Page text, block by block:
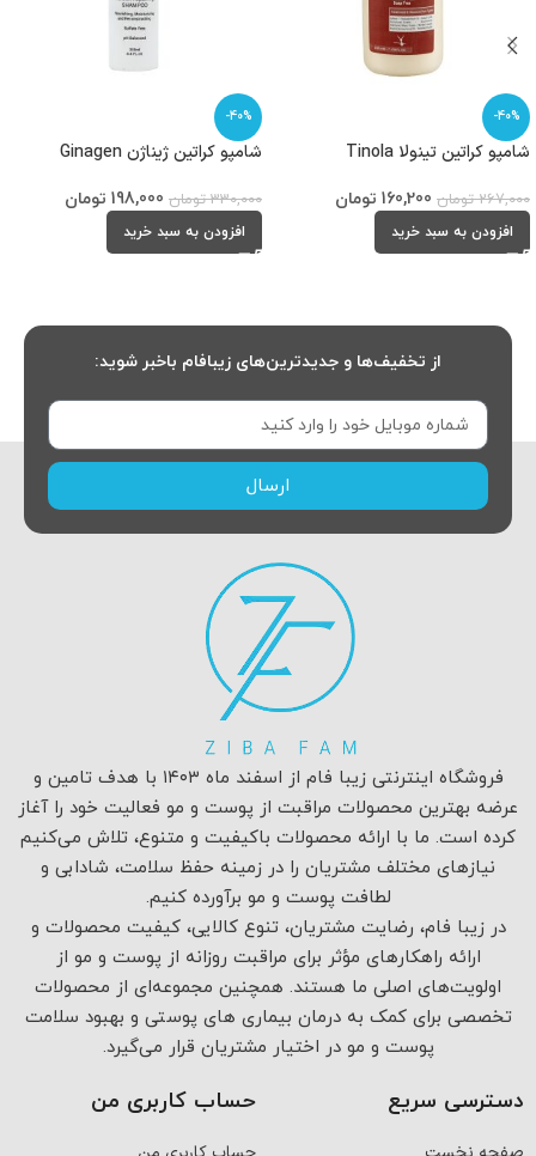
-40%
شامپو کراتین تینولا Tinola
267,000 تومان 160,200 تومان
افزودن به سبد خرید
-40%
شامپو کراتین ژیناژن Ginagen
330,000 تومان 198,000 تومان
افزودن به سبد خرید
از تخفیف‌ها و جدیدترین‌های زیبافام باخبر شوید:
ارسال
فروشگاه اینترنتی زیبا فام از اسفند ماه ۱۴۰۳ با هدف تامین و
عرضه بهترین محصولات مراقبت از پوست و مو فعالیت خود را آغاز
کرده است. ما با ارائه محصولات باکیفیت و متنوع، تلاش می‌کنیم
نیازهای مختلف مشتریان را در زمینه حفظ سلامت، شادابی و
لطافت پوست و مو برآورده کنیم.
در زیبا فام، رضایت مشتریان، تنوع کالایی، کیفیت محصولات و
ارائه راهکارهای مؤثر برای مراقبت روزانه از پوست و مو از
اولویت‌های اصلی ما هستند. همچنین مجموعه‌ای از محصولات
تخصصی برای کمک به درمان بیماری های پوستی و بهبود سلامت
پوست و مو در اختیار مشتریان قرار می‌گیرد.
دسترسی سریع حساب کاربری من